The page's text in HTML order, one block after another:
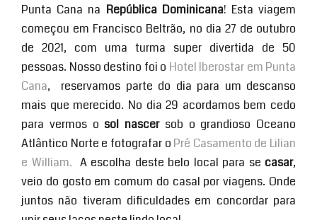
Punta Cana na República Dominicana! Esta viagem
começou em Francisco Beltrão, no dia 27 de outubro
de 2021, com uma turma super divertida de 50
pessoas. Nosso destino foi o Hotel Iberostar em Punta
Cana, reservamos parte do dia para um descanso
mais que merecido. No dia 29 acordamos bem cedo
para vermos o sol nascersob o grandioso Oceano
Atlântico Norte e fotografar o Pré Casamento de Lilian
e William. A escolha deste belo local para se casar,
veio do gosto em comum do casal por viagens. Onde
juntos não tiveram dificuldades em concordar para